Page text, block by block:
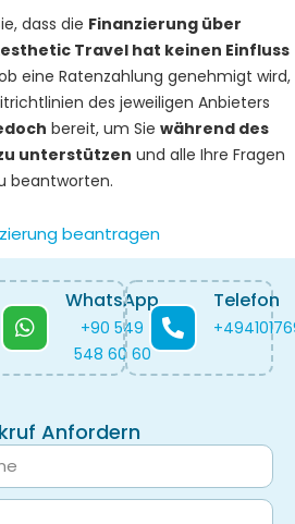
dass die Finanzierung über
Travel hat keinen Einfluss
eine Ratenzahlung genehmigt wird,
des jeweiligen Anbieters
bereit, um Sie während des
unterstützen und alle Ihre Fragen
beantworten.
beantragen
WhatsApp
+90 549
548 60 60
Telefon
Anfordern